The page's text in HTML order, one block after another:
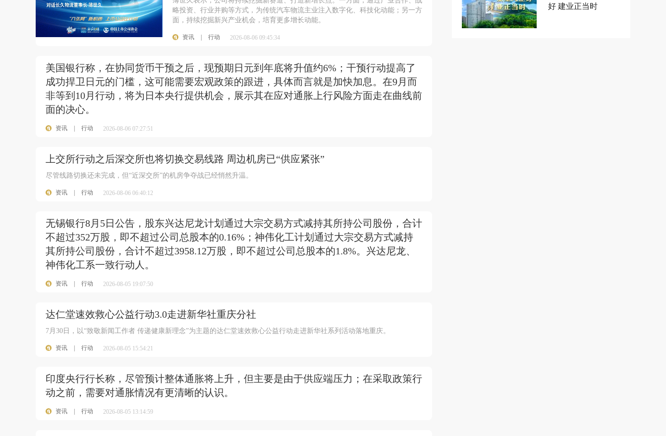
略投资、行业并购等方式，为传统汽车物流主业注入数字化、科技化动能；另一方
面，持续挖掘新兴产业机会，培育更多增长动能。
资讯 行动 2026-08-06 09:45:34
美国银行称，在协同货币干预之后，现预期日元到年底将升值约6%；干预行动提高了
成功捍卫日元的门槛，这可能需要宏观政策的跟进，具体而言就是加快加息。在9月而
非等到10月行动，将为日本央行提供机会，展示其在应对通胀上行风险方面走在曲线前
面的决心。
资讯 行动 2026-08-06 07:27:51
上交所行动之后深交所也将切换交易线路 周边机房已“供应紧张”
尽管线路切换还未完成，但“近深交所”的机房争夺战已经悄然升温。
资讯 行动 2026-08-06 06:40:12
无锡银行8月5日公告，股东兴达尼龙计划通过大宗交易方式减持其所持公司股份，合计
不超过352万股，即不超过公司总股本的0.16%；神伟化工计划通过大宗交易方式减持
其所持公司股份，合计不超过3958.12万股，即不超过公司总股本的1.8%。兴达尼龙、
神伟化工系一致行动人。
资讯 行动 2026-08-05 19:07:50
达仁堂速效救心公益行动3.0走进新华社重庆分社
7月30日，以“致敬新闻工作者 传递健康新理念”为主题的达仁堂速效救心公益行动走进新华社系列活动落地重庆。
资讯 行动 2026-08-05 15:54:21
印度央行行长称，尽管预计整体通胀将上升，但主要是由于供应端压力；在采取政策行
动之前，需要对通胀情况有更清晰的认识。
资讯 行动 2026-08-05 13:14:59
好 建业正当时